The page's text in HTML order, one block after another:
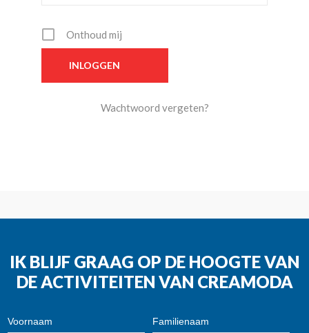
Onthoud mij
Wachtwoord vergeten?
IK BLIJF GRAAG OP DE HOOGTE VAN
DE ACTIVITEITEN VAN CREAMODA
Voornaam Familienaam